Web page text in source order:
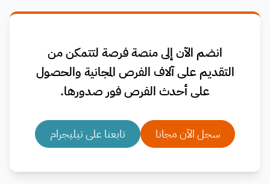
انضم الآن إلى منصة فرصة لتتمكن من
التقديم على آلاف الفرص المجانية والحصول
على أحدث الفرص فور صدورها.
سجل الآن مجانا تابعنا على تيليجرام